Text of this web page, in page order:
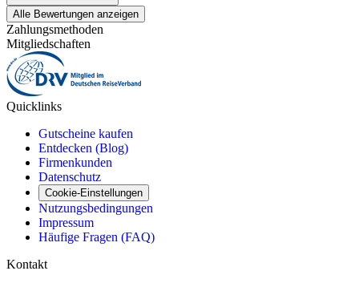
Alle Bewertungen anzeigen
Zahlungsmethoden
Mitgliedschaften
Quicklinks
Gutscheine kaufen
Entdecken (Blog)
Firmenkunden
Datenschutz
Cookie-Einstellungen
Nutzungsbedingungen
Impressum
Häufige Fragen (FAQ)
Kontakt